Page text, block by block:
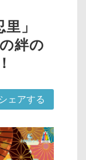
里」
絆の
シェアする